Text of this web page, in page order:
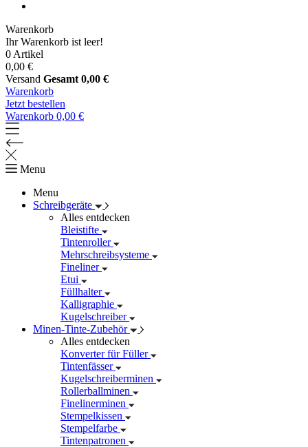
Warenkorb
Ihr Warenkorb ist leer!
0 Artikel
0,00 €
Versand Gesamt 0,00 €
Warenkorb
Jetzt bestellen
Warenkorb 0,00 €
Menu
Menu
Schreibgeräte
Alles entdecken
Bleistifte
Tintenroller
Mehrschreibsysteme
Fineliner
Etui
Füllhalter
Kalligraphie
Kugelschreiber
Minen-Tinte-Zubehör
Alles entdecken
Konverter für Füller
Tintenfässer
Kugelschreiberminen
Rollerballminen
Finelinerminen
Stempelkissen
Stempelfarbe
Tintenpatronen